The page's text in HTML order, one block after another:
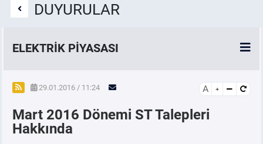
DUYURULAR
ELEKTRİK PİYASASI
SPOT ELEKTRİK PİYASALARI
ÖRNEK FİNANS BELGELERİ
29.01.2016 / 11:24 A
Mart 2016 Dönemi ST Talepleri
Hakkında